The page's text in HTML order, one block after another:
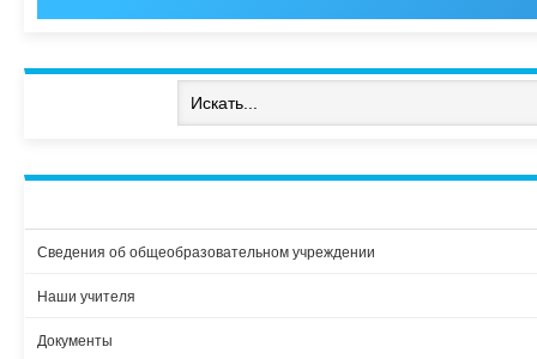
Сведения об общеобразовательном учреждении
Наши учителя
Документы